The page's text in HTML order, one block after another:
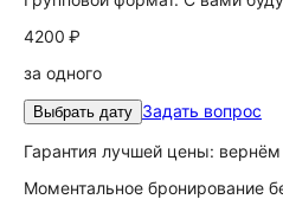
4200 ₽
за одного
Выбрать дату Задать вопрос
Гарантия лучшей цены:
Моментальное бронирование